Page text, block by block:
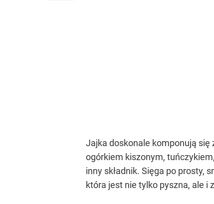
Jajka doskonale komponują się
ogórkiem kiszonym,
inny składnik. Sięga po prosty,
która jest nie tylko pyszna, ale i